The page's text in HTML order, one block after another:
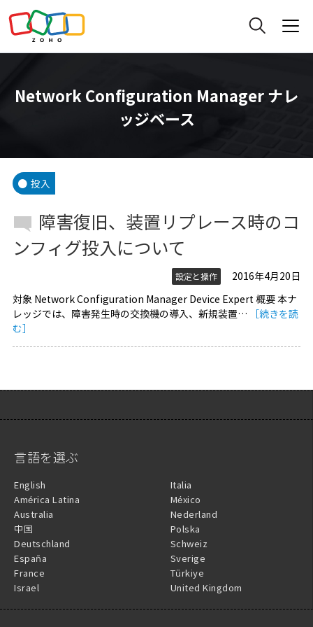
Network Configuration Manager ナレ
ッジベース
投入
障害復旧、装置リプレース時のコ
ンフィグ投入について
設定と操作
2016年4月20日
対象 Network Configuration Manager Device Expert 概要 本ナ
レッジでは、障害発生時の交換機の導入、新規装置…
［続きを読
む］
言語を選ぶ
English
América Latina
Australia
中国
Deutschland
España
France
Israel
Italia
México
Nederland
Polska
Schweiz
Sverige
Türkiye
United Kingdom